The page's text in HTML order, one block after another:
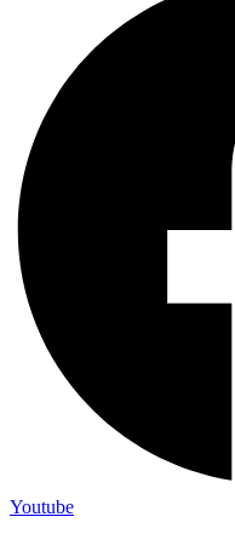
Youtube